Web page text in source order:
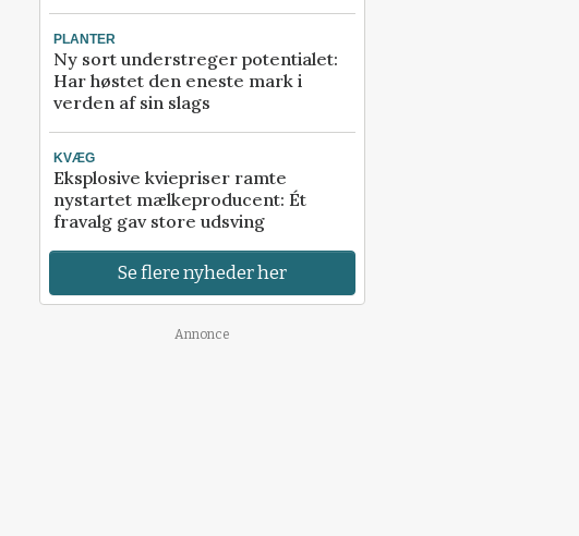
PLANTER
Ny sort understreger potentialet:
Har høstet den eneste mark i
verden af sin slags
KVÆG
Eksplosive kviepriser ramte
nystartet mælkeproducent: Ét
fravalg gav store udsving
Se flere nyheder her
Annonce